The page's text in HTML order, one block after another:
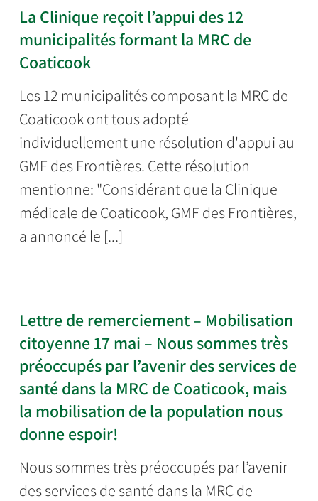
La Clinique reçoit l’appui des 12
municipalités formant la MRC de
Coaticook
Les 12 municipalités composant la MRC de
Coaticook ont tous adopté
individuellement une résolution d'appui au
GMF des Frontières. Cette résolution
mentionne: "Considérant que la Clinique
médicale de Coaticook, GMF des Frontières,
a annoncé le [...]
Lettre de remerciement – Mobilisation
citoyenne 17 mai – Nous sommes très
préoccupés par l’avenir des services de
santé dans la MRC de Coaticook, mais
la mobilisation de la population nous
donne espoir!
Nous sommes très préoccupés par l’avenir
des services de santé dans la MRC de